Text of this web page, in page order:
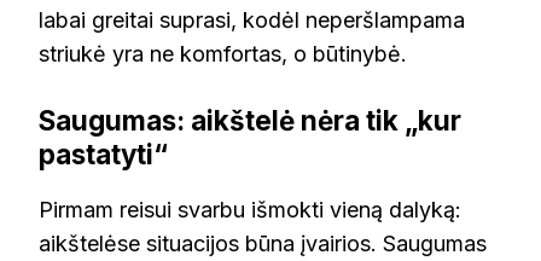
labai greitai suprasi, kodėl neperšlampama
striukė yra ne komfortas, o būtinybė.
Saugumas: aikštelė nėra tik „kur
pastatyti“
Pirmam reisui svarbu išmokti vieną dalyką:
aikštelėse situacijos būna įvairios. Saugumas